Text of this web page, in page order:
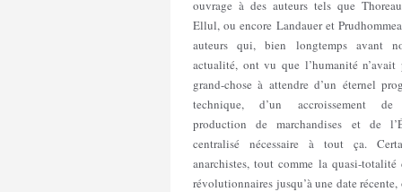
ouvrage à des auteurs tels que
Ellul, ou encore Landauer et
auteurs qui, bien longtemps avant
actualité, ont vu que l’humanité n’avait
grand-chose à attendre d’un éternel
technique, d’un accroissement
production de marchandises et de
centralisé nécessaire à tout ça.
anarchistes, tout comme la quasi-totalité
révolutionnaires jusqu’à une date récente,